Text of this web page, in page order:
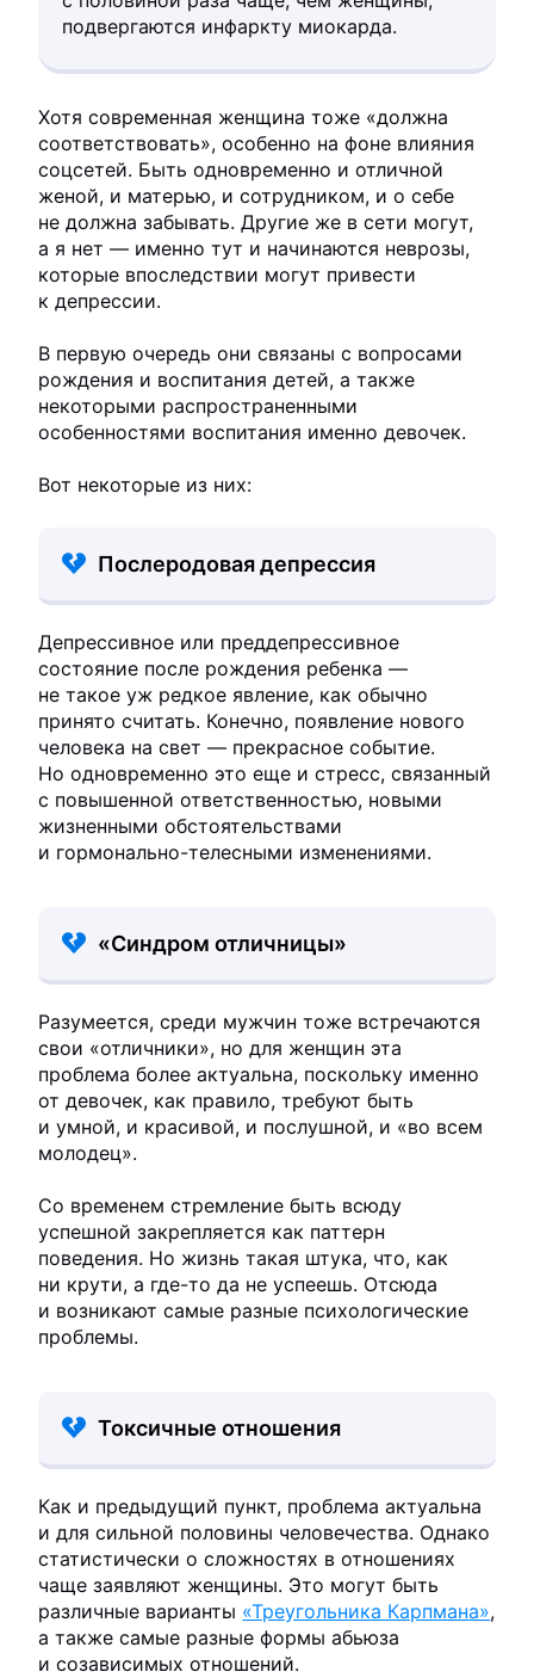
подвергаются инфаркту миокарда.
Хотя современная женщина тоже «должна
соответствовать», особенно на фоне влияния
соцсетей. Быть одновременно и отличной
женой, и матерью, и сотрудником, и о себе
не должна забывать. Другие же в сети могут,
а я нет — именно тут и начинаются неврозы,
которые впоследствии могут привести
к депрессии.
В первую очередь они связаны с вопросами
рождения и воспитания детей, а также
некоторыми распространенными
особенностями воспитания именно девочек.
Вот некоторые из них:
Послеродовая депрессия
Депрессивное или преддепрессивное
состояние после рождения ребенка —
не такое уж редкое явление, как обычно
принято считать. Конечно, появление нового
человека на свет — прекрасное событие.
Но одновременно это еще и стресс, связанный
с повышенной ответственностью, новыми
жизненными обстоятельствами
и гормонально-телесными изменениями.
«Синдром отличницы»
Разумеется, среди мужчин тоже встречаются
свои «отличники», но для женщин эта
проблема более актуальна, поскольку именно
от девочек, как правило, требуют быть
и умной, и красивой, и послушной, и «во всем
молодец».
Со временем стремление быть всюду
успешной закрепляется как паттерн
поведения. Но жизнь такая штука, что, как
ни крути, а где-то да не успеешь. Отсюда
и возникают самые разные психологические
проблемы.
Токсичные отношения
Как и предыдущий пункт, проблема актуальна
и для сильной половины человечества. Однако
статистически о сложностях в отношениях
чаще заявляют женщины. Это могут быть
различные варианты «Треугольника Карпмана»,
а также самые разные формы абьюза
и созависимых отношений.